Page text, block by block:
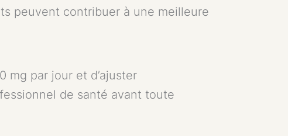
peuvent contribuer à une meilleure
mg par jour et d’ajuster
de santé avant toute